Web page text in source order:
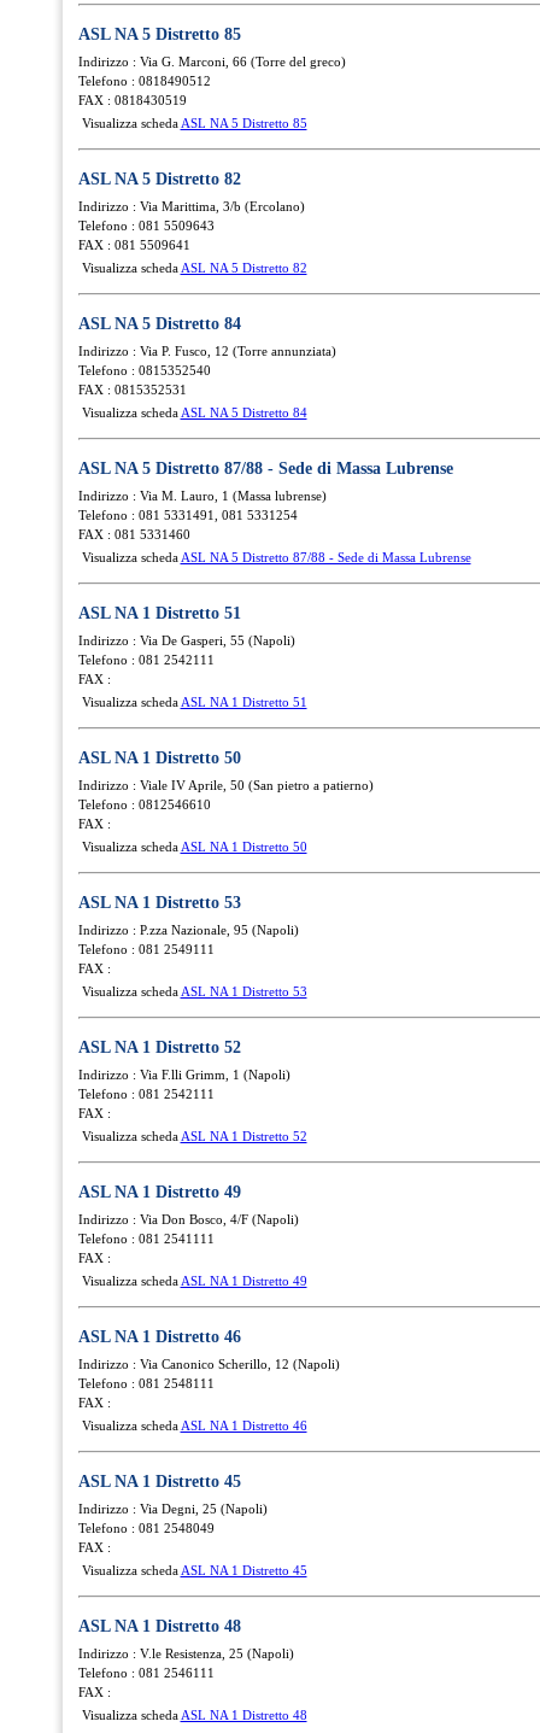
ASL NA 5 Distretto 85
Indirizzo : Via G. Marconi, 66 (Torre del greco)
Telefono : 0818490512
FAX : 0818430519
Visualizza scheda ASL NA 5 Distretto 85
ASL NA 5 Distretto 82
Indirizzo : Via Marittima, 3/b (Ercolano)
Telefono : 081 5509643
FAX : 081 5509641
Visualizza scheda ASL NA 5 Distretto 82
ASL NA 5 Distretto 84
Indirizzo : Via P. Fusco, 12 (Torre annunziata)
Telefono : 0815352540
FAX : 0815352531
Visualizza scheda ASL NA 5 Distretto 84
ASL NA 5 Distretto 87/88 - Sede di Massa Lubrense
Indirizzo : Via M. Lauro, 1 (Massa lubrense)
Telefono : 081 5331491, 081 5331254
FAX : 081 5331460
Visualizza scheda ASL NA 5 Distretto 87/88 - Sede di Massa Lubrense
ASL NA 1 Distretto 51
Indirizzo : Via De Gasperi, 55 (Napoli)
Telefono : 081 2542111
FAX :
Visualizza scheda ASL NA 1 Distretto 51
ASL NA 1 Distretto 50
Indirizzo : Viale IV Aprile, 50 (San pietro a patierno)
Telefono : 0812546610
FAX :
Visualizza scheda ASL NA 1 Distretto 50
ASL NA 1 Distretto 53
Indirizzo : P.zza Nazionale, 95 (Napoli)
Telefono : 081 2549111
FAX :
Visualizza scheda ASL NA 1 Distretto 53
ASL NA 1 Distretto 52
Indirizzo : Via F.lli Grimm, 1 (Napoli)
Telefono : 081 2542111
FAX :
Visualizza scheda ASL NA 1 Distretto 52
ASL NA 1 Distretto 49
Indirizzo : Via Don Bosco, 4/F (Napoli)
Telefono : 081 2541111
FAX :
Visualizza scheda ASL NA 1 Distretto 49
ASL NA 1 Distretto 46
Indirizzo : Via Canonico Scherillo, 12 (Napoli)
Telefono : 081 2548111
FAX :
Visualizza scheda ASL NA 1 Distretto 46
ASL NA 1 Distretto 45
Indirizzo : Via Degni, 25 (Napoli)
Telefono : 081 2548049
FAX :
Visualizza scheda ASL NA 1 Distretto 45
ASL NA 1 Distretto 48
Indirizzo : V.le Resistenza, 25 (Napoli)
Telefono : 081 2546111
FAX :
Visualizza scheda ASL NA 1 Distretto 48